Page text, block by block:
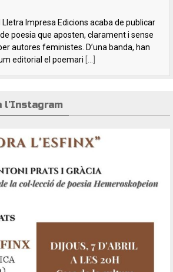
Lletra Impresa Edicions acaba de publicar
poesia que aposten, clarament i sense
autores feministes. D’una banda, han
editorial el poemari [...]
l’Instagram